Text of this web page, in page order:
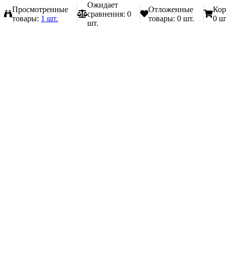
Просмотренные
товары: 1 шт.
Ожидает
сравнения: 0
шт.
Отложенные
товары: 0 шт.
0